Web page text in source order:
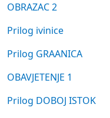
OBRAZAC 2
Prilog ivinice
Prilog GRAANICA
OBAVJETENJE 1
Prilog DOBOJ ISTOK